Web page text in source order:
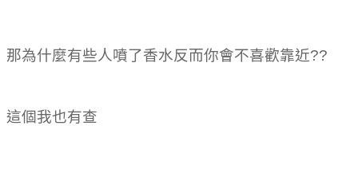
那為什麼有些人噴了香水反而你會不喜歡靠近??
這個我也有查